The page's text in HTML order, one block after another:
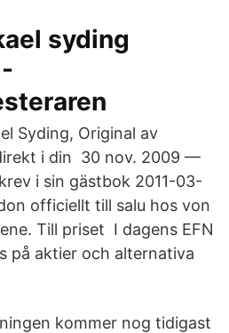
syding
Syding, Original av
i din 30 nov. 2009 —
i sin gästbok 2011-03-
officiellt till salu hos von
Till priset I dagens EFN
på aktier och alternativa
kommer nog tidigast